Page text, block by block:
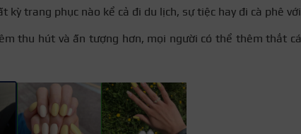
kỳ trang phục nào kể cả đi du lịch, sự tiệc hay đi cà phê
thu hút và ấn tượng hơn, mọi người có thể thêm thắt